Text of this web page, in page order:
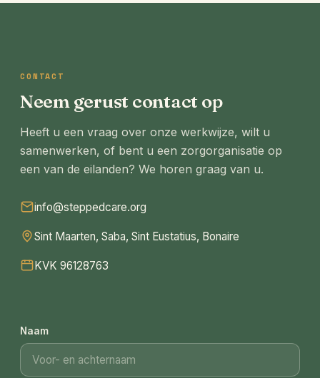
CONTACT
Neem gerust contact op
Heeft u een vraag over onze werkwijze, wilt u
samenwerken, of bent u een zorgorganisatie op
een van de eilanden? We horen graag van u.
info@steppedcare.org
Sint Maarten, Saba, Sint Eustatius, Bonaire
KVK 96128763
Naam